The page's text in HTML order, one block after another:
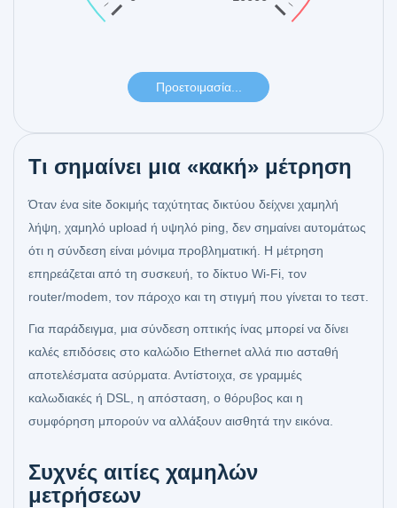
Τι σημαίνει μια «κακή» μέτρηση
Όταν ένα site δοκιμής ταχύτητας δικτύου δείχνει χαμηλή
λήψη, χαμηλό upload ή υψηλό ping, δεν σημαίνει αυτομάτως
ότι η σύνδεση είναι μόνιμα προβληματική. Η μέτρηση
επηρεάζεται από τη συσκευή, το δίκτυο Wi‑Fi, τον
router/modem, τον πάροχο και τη στιγμή που γίνεται το τεστ.
Για παράδειγμα, μια σύνδεση οπτικής ίνας μπορεί να δίνει
καλές επιδόσεις στο καλώδιο Ethernet αλλά πιο ασταθή
αποτελέσματα ασύρματα. Αντίστοιχα, σε γραμμές
καλωδιακές ή DSL, η απόσταση, ο θόρυβος και η
συμφόρηση μπορούν να αλλάξουν αισθητά την εικόνα.
Συχνές αιτίες χαμηλών
μετρήσεων